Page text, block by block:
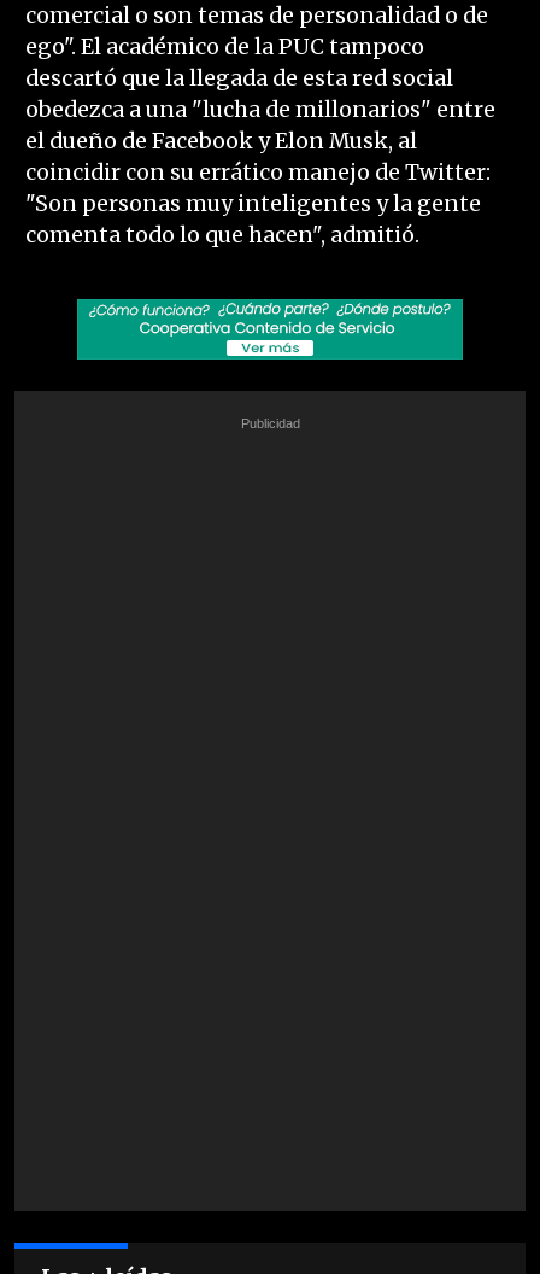
comercial o son temas de personalidad o de
ego". El académico de la PUC tampoco
descartó que la llegada de esta red social
obedezca a una "lucha de millonarios" entre
el dueño de Facebook y Elon Musk, al
coincidir con su errático manejo de Twitter:
"Son personas muy inteligentes y la gente
comenta todo lo que hacen", admitió.